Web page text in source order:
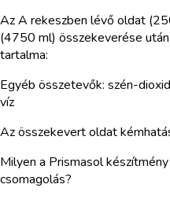
Az A rekeszben lévő oldat
(4750 ml) összekeverése
tartalma:
Egyéb összetevők: szén-
víz
Az összekevert oldat
Milyen a Prismasol
csomagolás?